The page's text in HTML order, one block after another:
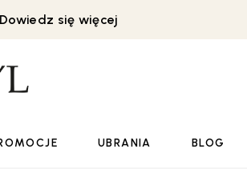
się więcej
UBRANIA BLOG